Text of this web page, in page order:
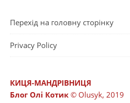
Перехід на головну сторінку
Privacy Policy
КИЦЯ-МАНДРІВНИЦЯ
Блог Олі Котик © Olusyk, 2019